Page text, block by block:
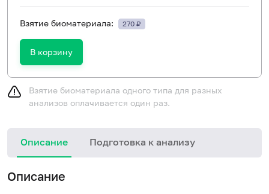
Взятие биоматериала: 270 ₽
В корзину
Взятие биоматериала одного типа для разных
анализов оплачивается один раз.
Описание Подготовка к анализу
Описание